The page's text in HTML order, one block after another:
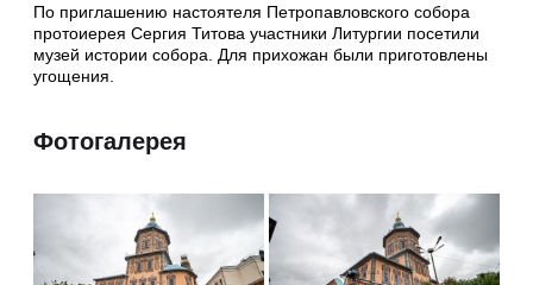
По приглашению настоятеля Петропавловского собора
протоиерея Сергия Титова участники Литургии посетили
музей истории собора. Для прихожан были приготовлены
угощения.
Фотогалерея